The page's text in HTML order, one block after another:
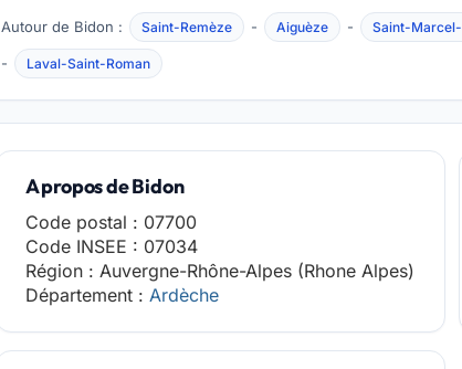
Autour de Bidon : Saint-Remèze - Aiguèze - Saint-
- Laval-Saint-Roman
A propos de Bidon
Code postal : 07700
Code INSEE : 07034
Région : Auvergne-Rhône-Alpes (Rhone Alpes)
Département : Ardèche